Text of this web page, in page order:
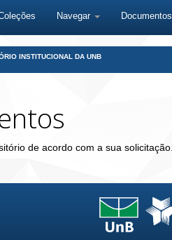
Navegar Documentos
INSTITUCIONAL DA UNB
de acordo com a sua solicitação.